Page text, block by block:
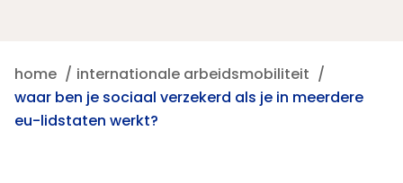
home
internationale arbeidsmobiliteit
waar ben je sociaal verzekerd als je in meerdere
eu-lidstaten werkt?